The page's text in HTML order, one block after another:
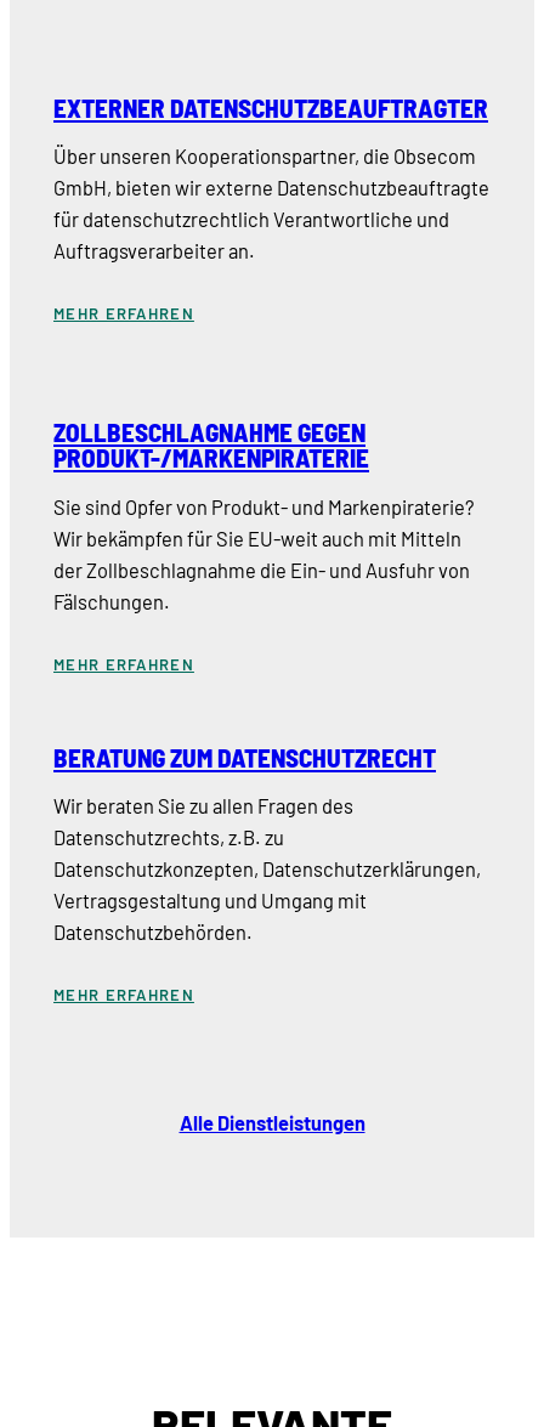
EXTERNER DATENSCHUTZBEAUFTRAGTER
Über unseren Kooperationspartner, die Obsecom
GmbH, bieten wir externe Datenschutzbeauftragte
für datenschutzrechtlich Verantwortliche und
Auftragsverarbeiter an.
MEHR ERFAHREN
ZOLLBESCHLAGNAHME GEGEN
PRODUKT-/MARKENPIRATERIE
Sie sind Opfer von Produkt- und Markenpiraterie?
Wir bekämpfen für Sie EU-weit auch mit Mitteln
der Zollbeschlagnahme die Ein- und Ausfuhr von
Fälschungen.
MEHR ERFAHREN
BERATUNG ZUM DATENSCHUTZRECHT
Wir beraten Sie zu allen Fragen des
Datenschutzrechts, z.B. zu
Datenschutzkonzepten, Datenschutzerklärungen,
Vertragsgestaltung und Umgang mit
Datenschutzbehörden.
MEHR ERFAHREN
Alle Dienstleistungen